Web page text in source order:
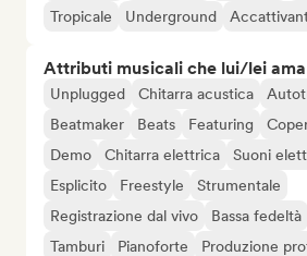
Tropicale
Underground
Attributi musicali che lui/lei ama
Unplugged Chitarra acustica
Beatmaker
Beats Featuring
Demo
Chitarra elettrica Suoni
Esplicito
Freestyle
Strumentale
Registrazione dal vivo
Bassa fedeltà
Tamburi
Pianoforte
Produzione